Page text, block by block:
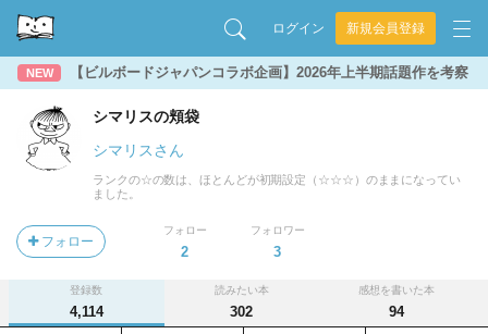
ログイン 新規会員登録
NEW 【ビルボードジャパンコラボ企画】2026年上半期話題作を考察
シマリスの頬袋
シマリスさん
ランクの☆の数は、ほとんどが初期設定（☆☆☆）のままになってい
ました。
フォロー
フォロー
2
フォロワー
3
登録数
4,114
読みたい本
302
感想を書いた本
94